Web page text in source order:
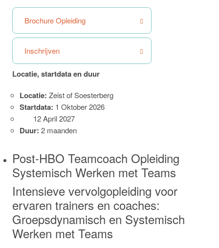
Brochure Opleiding
Inschrijven
Locatie, startdata en duur
Locatie: Zeist of Soesterberg
Startdata: 1 Oktober 2026
12 April 2027
Duur: 2 maanden
Post-HBO Teamcoach Opleiding
Systemisch Werken met Teams
Intensieve vervolgopleiding voor
ervaren trainers en coaches:
Groepsdynamisch en Systemisch
Werken met Teams